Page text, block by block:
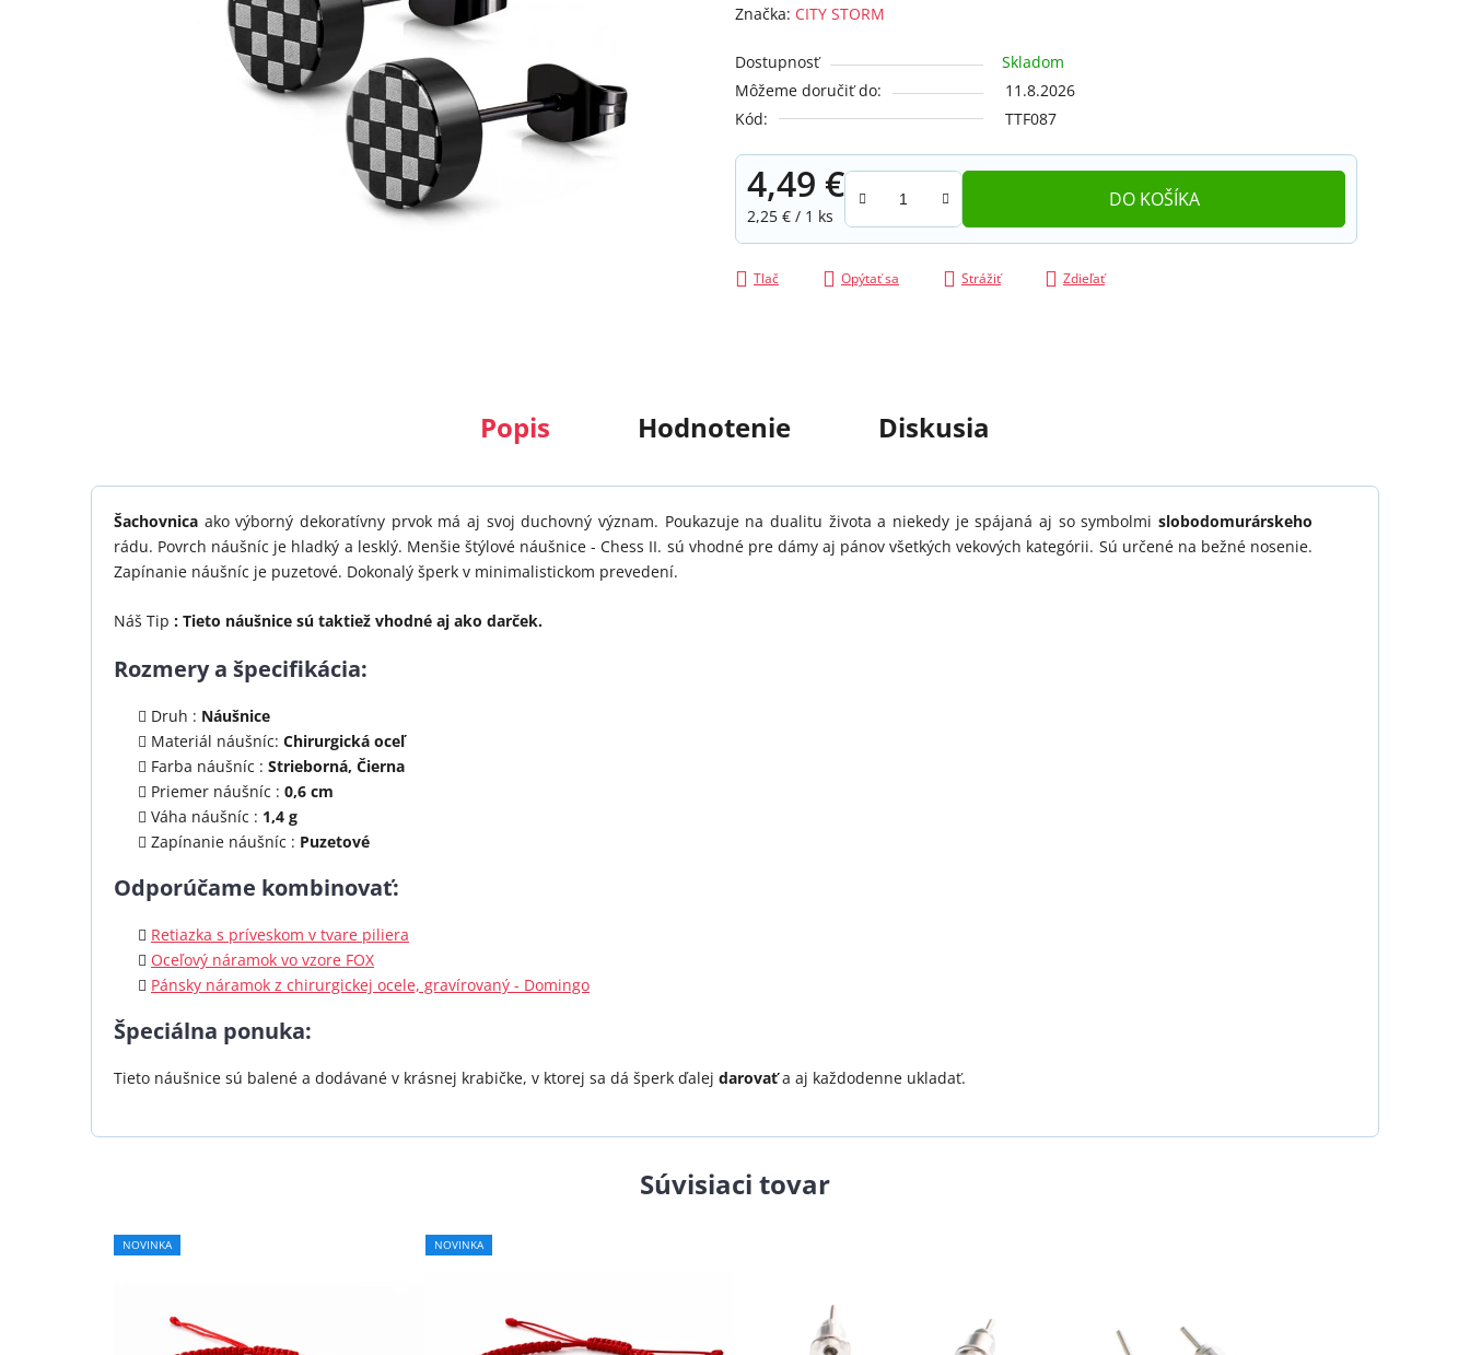
produktu
z
5
hviezdičiek.
Značka: CITY STORM
Dostupnosť
Skladom
Môžeme doručiť do:
11.8.2026
Kód:
TTF087
4,49 €
Jednotková cena:
2,25 € / 1 ks
DO KOŠÍKA
Tlač Opýtať sa Strážiť Zdieľať
Popis Hodnotenie Diskusia
Šachovnica ako výborný dekoratívny prvok má aj svoj duchovný význam. Poukazuje na dualitu života a niekedy je spájaná aj so symbolmi slobodomurárskeho
rádu. Povrch náušníc je hladký a lesklý. Menšie štýlové náušnice - Chess II. sú vhodné pre dámy aj pánov všetkých vekových kategórii. Sú určené na bežné nosenie.
Zapínanie náušníc je puzetové. Dokonalý šperk v minimalistickom prevedení.
Náš Tip : Tieto náušnice sú taktiež vhodné aj ako darček.
Rozmery a špecifikácia:
Druh : Náušnice
Materiál náušníc: Chirurgická oceľ
Farba náušníc : Strieborná, Čierna
Priemer náušníc : 0,6 cm
Váha náušníc : 1,4 g
Zapínanie náušníc : Puzetové
Odporúčame kombinovať:
Retiazka s príveskom v tvare piliera
Oceľový náramok vo vzore FOX
Pánsky náramok z chirurgickej ocele, gravírovaný - Domingo
Špeciálna ponuka:
Tieto náušnice sú balené a dodávané v krásnej krabičke, v ktorej sa dá šperk ďalej darovaťa aj každodenne ukladať.
Súvisiaci tovar
NOVINKA NOVINKA